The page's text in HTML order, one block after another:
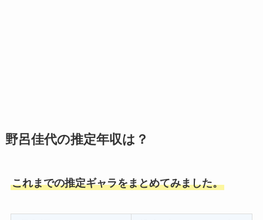
野呂佳代の推定年収は？
これまでの推定ギャラをまとめてみました。